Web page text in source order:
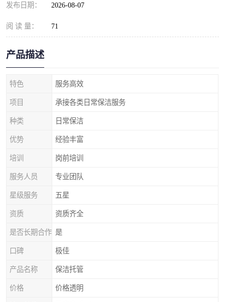
发布日期： 2026-08-07
阅 读 量： 71
产品描述
特色 服务高效
项目 承接各类日常保洁服务
种类 日常保洁
优势 经验丰富
培训 岗前培训
服务人员 专业团队
星级服务 五星
资质 资质齐全
是否长期合作 是
口碑 极佳
产品名称 保洁托管
价格 价格透明